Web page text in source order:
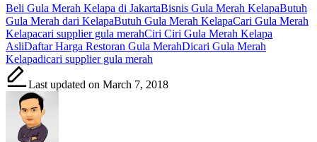
Tags:
Beli Gula Merah Kelapa di JakartaBisnis Gula Merah KelapaButuh
Gula Merah dari KelapaButuh Gula Merah KelapaCari Gula Merah
Kelapacari supplier gula merahCiri Ciri Gula Merah Kelapa
AsliDaftar Harga Restoran Gula MerahDicari Gula Merah
Kelapadicari supplier gula merah
Last updated on March 7, 2018